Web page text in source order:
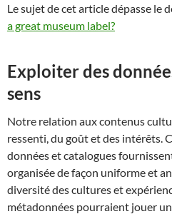
Le sujet de cet article dépasse le
a great museum label?
Exploiter des
sens
Notre relation aux contenus
ressenti, du goût et des intérêts.
données et catalogues
organisée de façon uniforme et
diversité des cultures et
métadonnées pourraient jouer